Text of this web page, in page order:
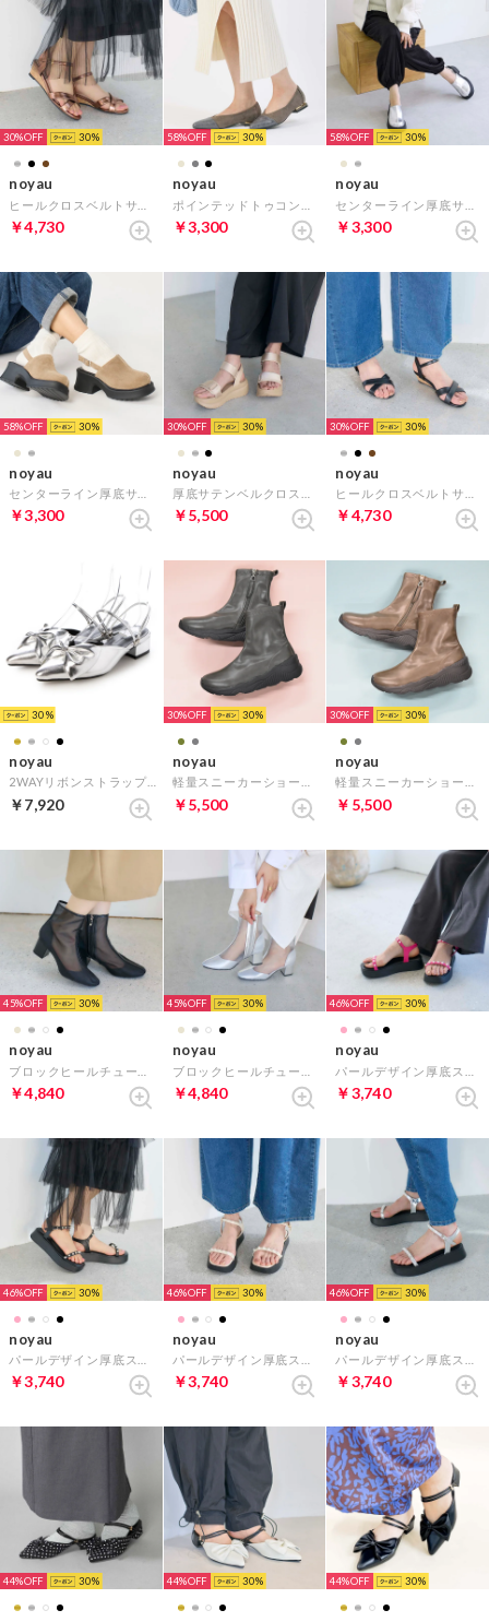
30% 30
noyau
￥4,730
58% 30
noyau
￥3,300
58% 30
noyau
￥3,300
58% 30
noyau
￥3,300
30% 30
noyau
￥5,500
30% 30
noyau
￥4,730
30
noyau
￥7,920
30% 30
noyau
￥5,500
30% 30
noyau
￥5,500
45% 30
noyau
￥4,840
45% 30
noyau
￥4,840
46% 30
noyau
￥3,740
46% 30
noyau
￥3,740
46% 30
noyau
￥3,740
46% 30
noyau
￥3,740
44% 30 44% 30 44% 30